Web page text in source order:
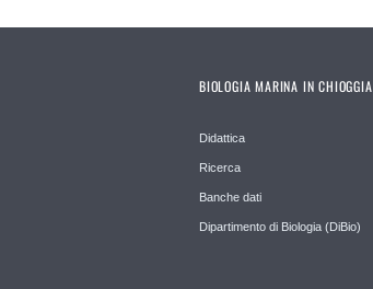
BIOLOGIA MARINA IN CHIOGGIA
Didattica
Ricerca
Banche dati
Dipartimento di Biologia (DiBio)